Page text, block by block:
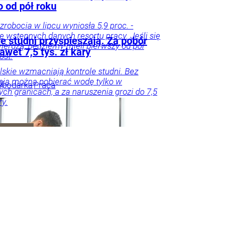
od pół roku
w lipcu wyniosła 5,9 proc. -
wstępnych danych resortu pracy. Jeśli się
będziemy mieli pierwszy od pół
Praca
studni przyspieszają. Za pobór
7,5 tys. zł kary
wzmacniają kontrole studni. Bez
można pobierać wodę tylko w
granicach, a za naruszenia grozi do 7,5